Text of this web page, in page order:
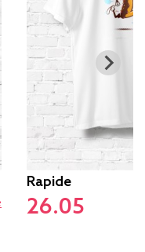
Rapide
26.05